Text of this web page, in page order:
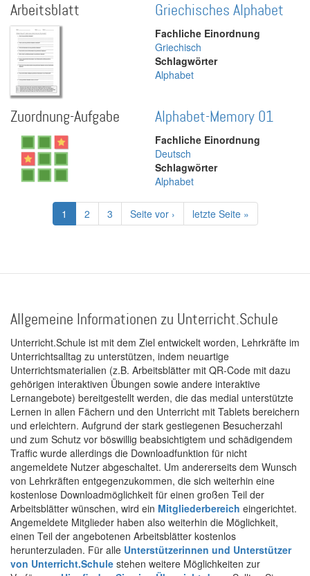
Arbeitsblatt Griechisches Alphabet
Fachliche Einordnung
Griechisch
Schlagwörter
Alphabet
Zuordnung-Aufgabe Alphabet-Memory 01
Fachliche Einordnung
Deutsch
Schlagwörter
Alphabet
Seitennummerierung
Aktuelle
Seite
1 Page
2 Page
3
Nächste
Seite
Seite vor ›
Letzte
Seite
letzte Seite »
Allgemeine Informationen zu Unterricht.Schule
Unterricht.Schule ist mit dem Ziel entwickelt worden, Lehrkräfte im
Unterrichtsalltag zu unterstützen, indem neuartige
Unterrichtsmaterialien (z.B. Arbeitsblätter mit QR-Code mit dazu
gehörigen interaktiven Übungen sowie andere interaktive
Lernangebote) bereitgestellt werden, die das medial unterstützte
Lernen in allen Fächern und den Unterricht mit Tablets bereichern
und erleichtern. Aufgrund der stark gestiegenen Besucherzahl
und zum Schutz vor böswillig beabsichtigtem und schädigendem
Traffic wurde allerdings die Downloadfunktion für nicht
angemeldete Nutzer abgeschaltet. Um andererseits dem Wunsch
von Lehrkräften entgegenzukommen, die sich weiterhin eine
kostenlose Downloadmöglichkeit für einen großen Teil der
Arbeitsblätter wünschen, wird ein Mitgliederbereich eingerichtet.
Angemeldete Mitglieder haben also weiterhin die Möglichkeit,
einen Teil der angebotenen Arbeitsblätter kostenlos
herunterzuladen. Für alle Unterstützerinnen und Unterstützer
von Unterricht.Schule stehen weitere Möglichkeiten zur